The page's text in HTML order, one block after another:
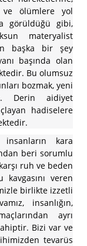
ve ölümlere yol
görüldüğü gibi,
materyalist
başka bir şey
başında olan
Bu olumsuz
bozmak, yeni
Derin aidiyet
hadiselere
kara
beri sorumlu
ruh ve beden
veren
birlikte izzetli
insanlığın,
ayrı
Bizi var ve
tevarüs